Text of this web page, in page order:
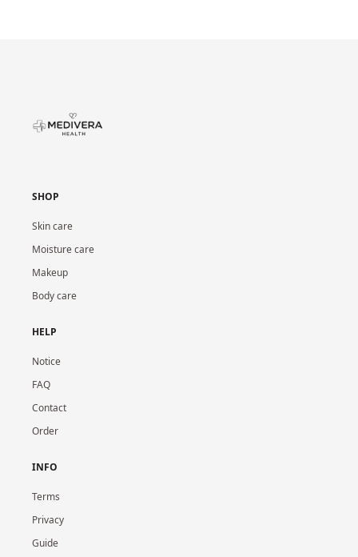
SHOP
Skin care
Moisture care
Makeup
Body care
HELP
Notice
FAQ
Contact
Order
INFO
Terms
Privacy
Guide